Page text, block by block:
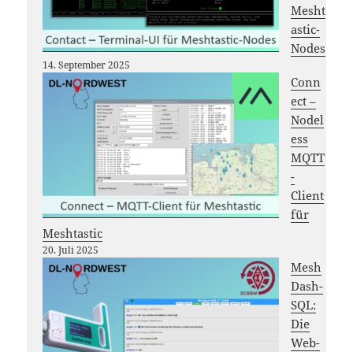
Mesht
astic-
Nodes
14. September 2025
Conn
ect –
Nodel
ess
MQTT
-
Client
für
Meshtastic
20. Juli 2025
Mesh
Dash-
SQL:
Die
Web-